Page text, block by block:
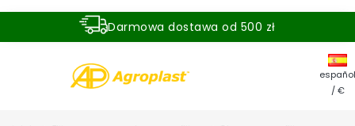
Darmowa dostawa od 500 zł
español
/ €